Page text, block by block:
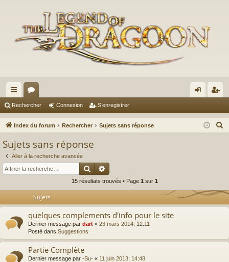
cc
ès
pi
de
or
u ne nr
Rechercher Connexion S’enregistrer
Index du forum Rechercher Sujets sans réponse
c
h
Sujets sans réponse
Aller à la recherche avancée
Rechercher
Recherche avancée
15 résultats trouvés • Page 1 sur 1
Sujets
quelques complements d'info pour le site
Dernier message par dart « 23 mars 2014, 12:11
Posté dans Suggestions
Partie Complète
Dernier message par -Su- « 11 juin 2013, 14:48